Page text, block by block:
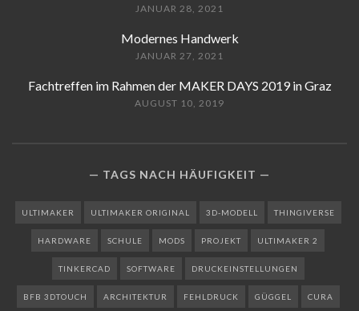
JANUAR 28, 2021
Modernes Handwerk
JANUAR 27, 2021
Fachtreffen im Rahmen der MAKER DAYS 2019 in Graz
AUGUST 10, 2019
TAGS NACH HÄUFIGKEIT
ULTIMAKER ULTIMAKER ORIGINAL 3D-MODELL THINGIVERSE
HARDWARE SCHULE MODS PROJEKT ULTIMAKER 2
TINKERCAD SOFTWARE DRUCKEINSTELLUNGEN
BFB 3DTOUCH ARCHITEKTUR FEHLDRUCK GÜGGEL CURA